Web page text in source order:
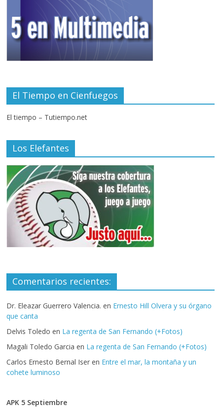
El Tiempo en Cienfuegos
El tiempo – Tutiempo.net
Los Elefantes
Comentarios recientes:
Dr. Eleazar Guerrero Valencia. en Ernesto Hill Olvera y su órgano
que canta
Delvis Toledo en La regenta de San Fernando (+Fotos)
Magali Toledo Garcia en La regenta de San Fernando (+Fotos)
Carlos Ernesto Bernal Iser en Entre el mar, la montaña y un
cohete luminoso
APK 5 Septiembre